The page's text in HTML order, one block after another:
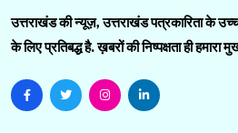
उत्तराखंड की न्यूज़, उत्तराखंड पत्रकारिता के
के लिए प्रतिबद्ध है. ख़बरों की निष्पक्षता ही हमारा